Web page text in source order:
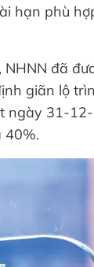
hạn phù
đã
giãn lộ
ngày 31-
40%.